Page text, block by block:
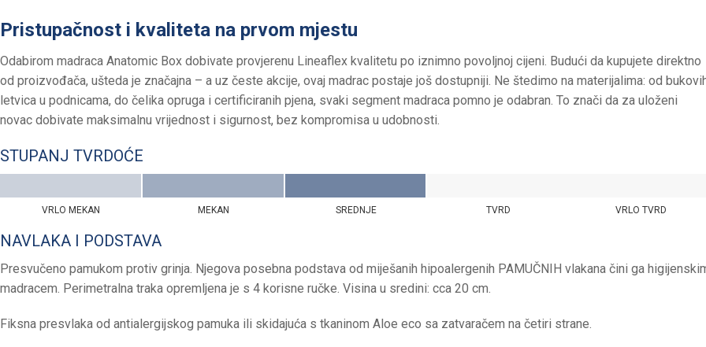
Pristupačnost i kvaliteta na prvom mjestu
Odabirom madraca Anatomic Box dobivate provjerenu Lineaflex kvalitetu po iznimno povoljnoj cijeni. Budući da kupujete direktno
od proizvođača, ušteda je značajna – a uz česte akcije, ovaj madrac postaje još dostupniji. Ne štedimo na materijalima: od
letvica u podnicama, do čelika opruga i certificiranih pjena, svaki segment madraca pomno je odabran. To znači da za uloženi
novac dobivate maksimalnu vrijednost i sigurnost, bez kompromisa u udobnosti.
STUPANJ TVRDOĆE
VRLO MEKAN MEKAN SREDNJE TVRD VRLO TVRD
NAVLAKA I PODSTAVA
Presvučeno pamukom protiv grinja. Njegova posebna podstava od miješanih hipoalergenih PAMUČNIH vlakana čini ga
madracem. Perimetralna traka opremljena je s 4 korisne ručke. Visina u sredini: cca 20 cm.
Fiksna presvlaka od antialergijskog pamuka ili skidajuća s tkaninom Aloe eco sa zatvaračem na četiri strane.